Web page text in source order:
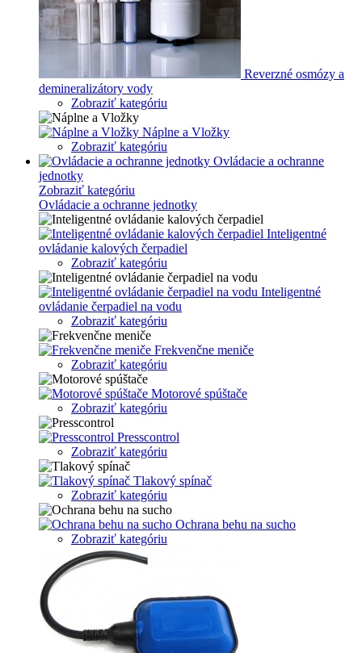
Reverzné osmózy a
demineralizátory vody
Zobraziť kategóriu
Náplne a Vložky
Zobraziť kategóriu
Ovládacie a ochranne
jednotky
Zobraziť kategóriu
Ovládacie a ochranne jednotky
Inteligentné
ovládanie kalových čerpadiel
Zobraziť kategóriu
Inteligentné
ovládanie čerpadiel na vodu
Zobraziť kategóriu
Frekvenčne meniče
Zobraziť kategóriu
Motorové spúštače
Zobraziť kategóriu
Presscontrol
Zobraziť kategóriu
Tlakový spínač
Zobraziť kategóriu
Ochrana behu na sucho
Zobraziť kategóriu